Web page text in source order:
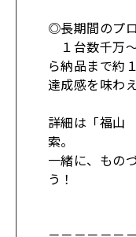
◎長期間のプ
１台数千万
ら納品まで約
達成感を味わえ
詳細は「福
索。
一緒に、もの
う！